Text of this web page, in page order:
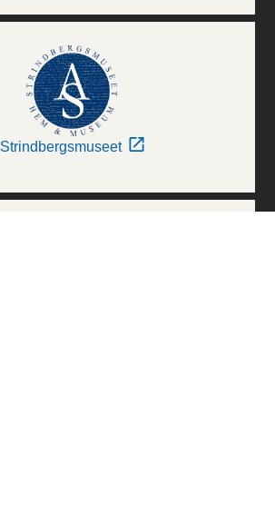
Strindbergsmuseet